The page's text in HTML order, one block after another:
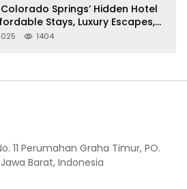
Springs’ Hidden Hotel
Stays, Luxury Escapes,
In Between!
1404
11 Perumahan Graha Timur, PO.
Jawa Barat, Indonesia